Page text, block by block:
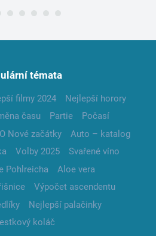
témata
filmy 2024
Nejlepší horory
času Partie
Počasí
Nové začátky
Auto – katalog
Volby 2025
Svařené víno
Pohlreicha
Aloe vera
Výpočet ascendentu
Nejlepší palačinky
koláč